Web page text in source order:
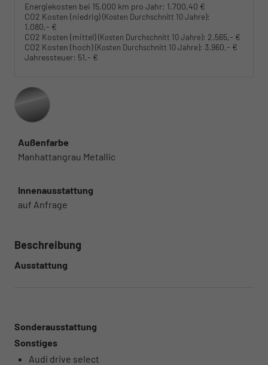
Energiekosten bei 15.000 km pro Jahr: 1.700,40 €
CO2 Kosten (niedrig)(Kosten Durchschnitt 10 Jahre):
1.080,- €
CO2 Kosten (mittel)(Kosten Durchschnitt 10 Jahre): 2.565,- €
CO2 Kosten (hoch)(Kosten Durchschnitt 10 Jahre): 3.960,- €
Jahressteuer: 51,- €
Außenfarbe
Manhattangrau Metallic
Innenausstattung
auf Anfrage
Beschreibung
Ausstattung
Sonderausstattung
Sonstiges
Audi drive select